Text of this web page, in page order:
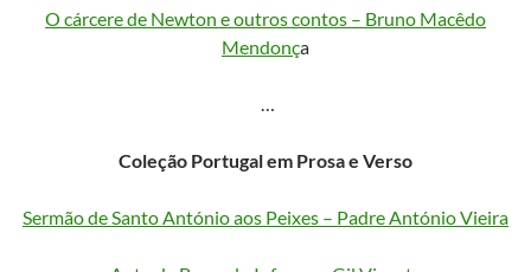
O cárcere de Newton e outros contos – Bruno Macêdo
Mendonça
Coleção Portugal em Prosa e Verso
Sermão de Santo António aos Peixes – Padre António Vieira